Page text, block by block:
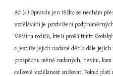
Ad (4) Opravdu jen těžko se nechám
vzdělávání je pozdvižení
Většina rodičů, kteří prošli tímto
a jestliže jejich nadané děti a dále jejich
prospěchu méně nadaných, nevím,
celkově vzdělanost snižovat. Pokud